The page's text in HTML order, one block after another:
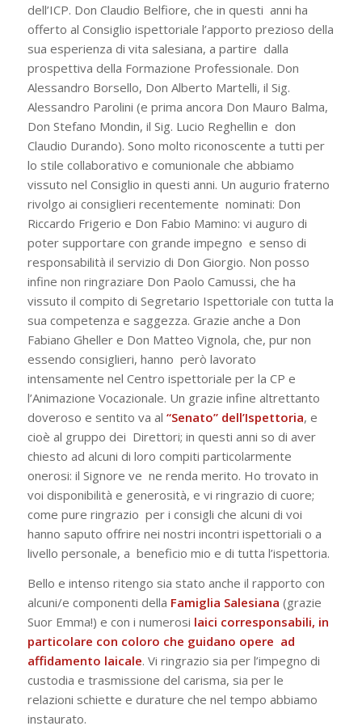
dell’ICP. Don Claudio Belfiore, che in questi anni ha
offerto al Consiglio ispettoriale l’apporto prezioso della
sua esperienza di vita salesiana, a partire dalla
prospettiva della Formazione Professionale. Don
Alessandro Borsello, Don Alberto Martelli, il Sig.
Alessandro Parolini (e prima ancora Don Mauro Balma,
Don Stefano Mondin, il Sig. Lucio Reghellin e don
Claudio Durando). Sono molto riconoscente a tutti per
lo stile collaborativo e comunionale che abbiamo
vissuto nel Consiglio in questi anni. Un augurio fraterno
rivolgo ai consiglieri recentemente nominati: Don
Riccardo Frigerio e Don Fabio Mamino: vi auguro di
poter supportare con grande impegno e senso di
responsabilità il servizio di Don Giorgio. Non posso
infine non ringraziare Don Paolo Camussi, che ha
vissuto il compito di Segretario Ispettoriale con tutta la
sua competenza e saggezza. Grazie anche a Don
Fabiano Gheller e Don Matteo Vignola, che, pur non
essendo consiglieri, hanno però lavorato
intensamente nel Centro ispettoriale per la CP e
l’Animazione Vocazionale. Un grazie infine altrettanto
doveroso e sentito va al “Senato” dell’Ispettoria, e
cioè al gruppo dei Direttori; in questi anni so di aver
chiesto ad alcuni di loro compiti particolarmente
onerosi: il Signore ve ne renda merito. Ho trovato in
voi disponibilità e generosità, e vi ringrazio di cuore;
come pure ringrazio per i consigli che alcuni di voi
hanno saputo offrire nei nostri incontri ispettoriali o a
livello personale, a beneficio mio e di tutta l’ispettoria.
Bello e intenso ritengo sia stato anche il rapporto con
alcuni/e componenti della Famiglia Salesiana (grazie
Suor Emma!) e con i numerosi laici corresponsabili, in
particolare con coloro che guidano opere ad
affidamento laicale. Vi ringrazio sia per l’impegno di
custodia e trasmissione del carisma, sia per le
relazioni schiette e durature che nel tempo abbiamo
instaurato.